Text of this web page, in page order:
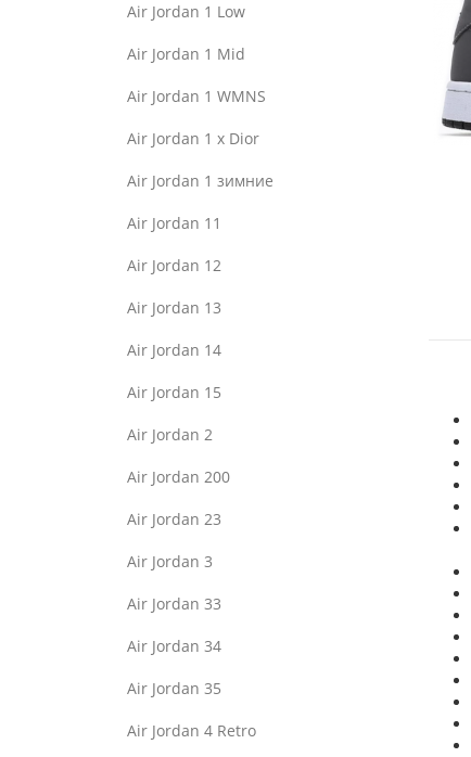
Air Jordan 1 Low
Air Jordan 1 Mid
Air Jordan 1 WMNS
Air Jordan 1 x Dior
Air Jordan 1 зимние
Air Jordan 11
Air Jordan 12
Air Jordan 13
Air Jordan 14
Air Jordan 15
Air Jordan 2
Air Jordan 200
Air Jordan 23
Air Jordan 3
Air Jordan 33
Air Jordan 34
Air Jordan 35
Air Jordan 4 Retro